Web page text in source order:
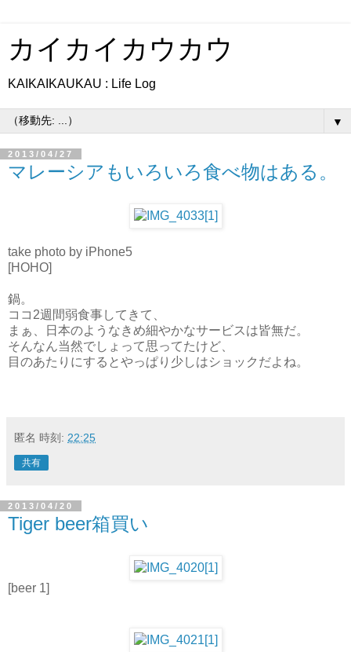
カイカイカウカウ
KAIKAIKAUKAU : Life Log
▼
2013/04/27
マレーシアもいろいろ食べ物はある。
take photo by iPhone5
[HOHO]
鍋。
ココ2週間弱食事してきて、
まぁ、日本のようなきめ細やかなサービスは皆無だ。
そんなん当然でしょって思ってたけど、
目のあたりにするとやっぱり少しはショックだよね。
匿名 時刻: 22:25
共有
2013/04/20
Tiger beer箱買い
[beer 1]